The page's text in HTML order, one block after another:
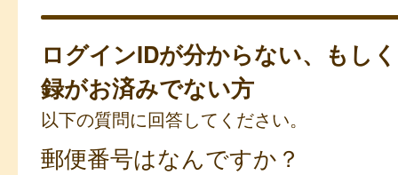
ログインIDが分からない、もし
録がお済みでない方
以下の質問に回答してください。
郵便番号はなんですか？